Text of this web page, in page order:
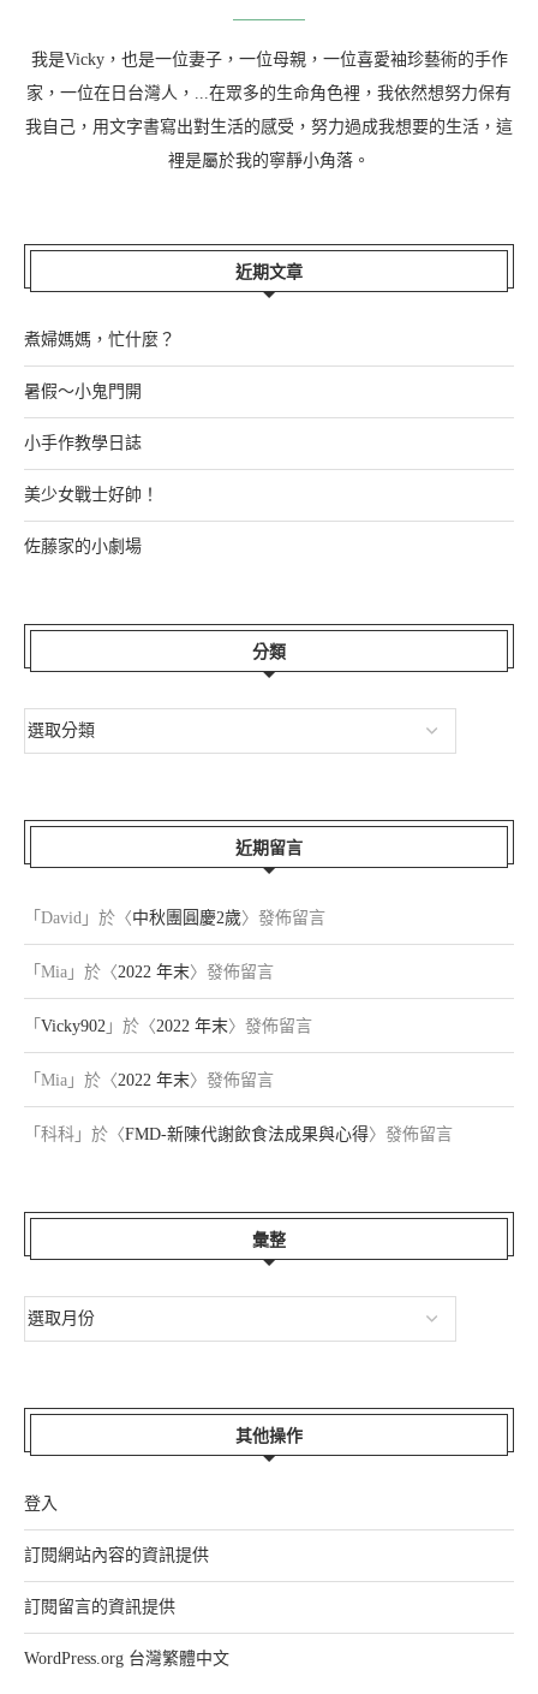
我是Vicky，也是一位妻子，一位母親，一位喜愛袖珍藝術的手作
家，一位在日台灣人，...在眾多的生命角色裡，我依然想努力保有
我自己，用文字書寫出對生活的感受，努力過成我想要的生活，這
裡是屬於我的寧靜小角落。
近期文章
煮婦媽媽，忙什麼？
暑假～小鬼門開
小手作教學日誌
美少女戰士好帥！
佐藤家的小劇場
分類
近期留言
「 David 」於〈中秋團圓慶2歲〉發佈留言
「 Mia 」於〈2022 年末〉發佈留言
「 Vicky902 」於〈2022 年末〉發佈留言
「 Mia 」於〈2022 年末〉發佈留言
「 科科 」於〈FMD-新陳代謝飲食法成果與心得〉發佈留言
彙整
其他操作
登入
訂閱網站內容的資訊提供
訂閱留言的資訊提供
WordPress.org 台灣繁體中文